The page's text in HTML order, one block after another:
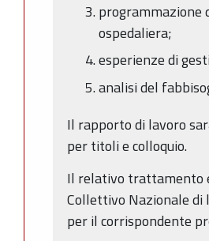
programmazione
ospedaliera;
esperienze di
analisi del
Il rapporto di lavoro
per titoli e colloquio.
Il relativo trattamento
Collettivo Nazionale di
per il corrispondente